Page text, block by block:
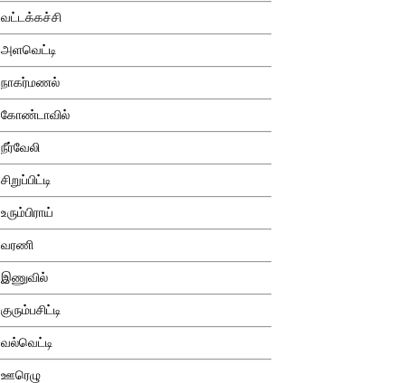
வட்டக்கச்சி
அளவெட்டி
நாகர்மணல்
கோண்டாவில்
நீர்வேலி
சிறுப்பிட்டி
உரும்பிராய்
வரணி
இணுவில்
குரும்பசிட்டி
வல்வெட்டி
ஊரெழு